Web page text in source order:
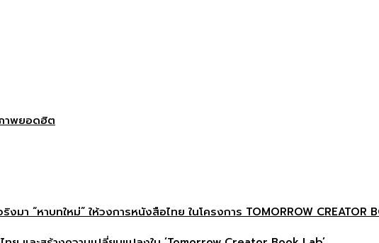
าพยอดฮิต
า “หาบทใหม่” ให้วงการหนังสือไทย ในโครงการ TOMORROW CREATOR